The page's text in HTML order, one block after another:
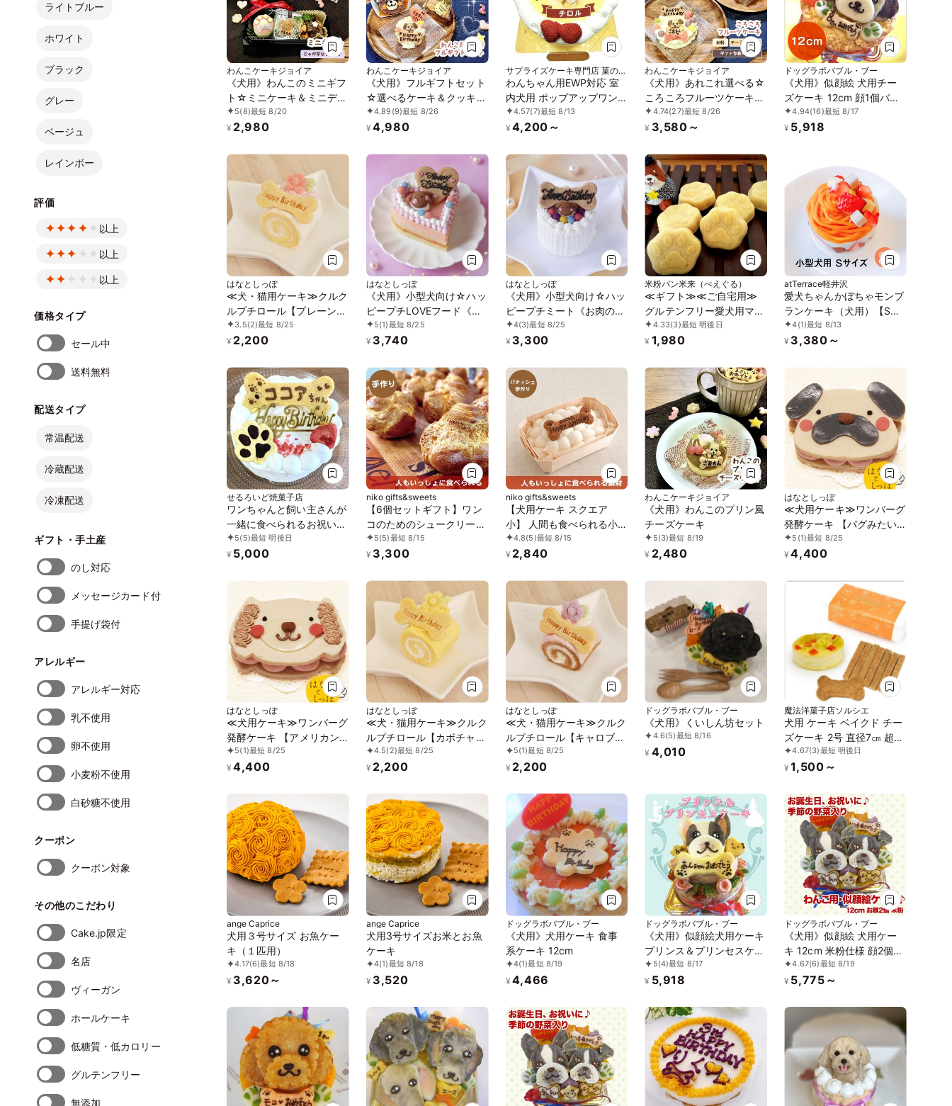
ライトブルー
ホワイト
ブラック
グレー
ベージュ
レインボー
評価
以上
以上
以上
価格タイプ
セール中
送料無料
配送タイプ
常温配送
冷蔵配送
冷凍配送
ギフト・手土産
のし対応
メッセージカード付
手提げ袋付
アレルギー
アレルギー対応
乳不使用
卵不使用
小麦粉不使用
白砂糖不使用
クーポン
クーポン対象
その他のこだわり
Cake.jp限定
名店
ヴィーガン
ホールケーキ
低糖質・低カロリー
グルテンフリー
無添加
わんこケーキジョイア
《犬用》わんこのミニギフ
ト☆ミニケーキ＆ミニディ
ッシュ
5(8)最短 8/20
¥ 2,980
わんこケーキジョイア
《犬用》フルギフトセット
☆選べるケーキ＆クッキー
＆ごちそう
4.89 (9)最短 8/26
¥ 4,980
サプライズケーキ専門店 菓の香
（かのか）
わんちゃん用EWP対応 室
内犬用 ポップアップワン
コ写真ケーキ 3号 9cm
4.57(7)最短 8/13
¥ 4,200～
わんこケーキジョイア
《犬用》あれこれ選べる☆
ころころフルーツケーキ＜
８cm＞
4.74(27)最短 8/26
¥ 3,580～
ドッグラボバブル・ブー
《犬用》似顔絵 犬用チー
ズケーキ 12cm 顔1個バー
ジョン
4.94(16)最短 8/17
¥ 5,918
はなとしっぽ
≪犬・猫用ケーキ≫クルク
ルプチロール【プレーン】
誕生日 お祝い 無添加 乳糖
フリー 安心安全
3.5(2)最短 8/25
¥ 2,200
はなとしっぽ
《犬用》小型犬向け☆ハッ
ピープチLOVEフード《お
魚のプチケーキ》 誕生日
お祝い 無添加 乳糖フリー
5(1)最短 8/25
¥ 3,740
はなとしっぽ
《犬用》小型犬向け☆ハッ
ピープチミート《お肉のプ
チケーキ》 誕生日 お祝い
無添加 人気 一番 乳糖フリ
全
4(3)最短 8/25
¥ 3,300
米粉パン米来（べえぐる）
≪ギフト≫≪ご自宅用≫
グルテンフリー愛犬用マド
レーヌ 6個入り
4.33(3)最短 明後日
¥ 1,980
atTerrace軽井沢
愛犬ちゃんかぼちゃモンブ
ランケーキ（犬用）【Sサ
イズ】
4(1)最短 8/13
¥ 3,380～
せるろいど焼菓子店
ワンちゃんと飼い主さんが
一緒に食べられるお祝いケ
ーキ ペットケーキ 犬ケー
キ
5(5)最短 明後日
¥ 5,000
niko gifts&sweets
【6個セットギフト】ワン
コのためのシュークリーム
（犬用ケーキ）
5(5)最短 8/15
¥ 3,300
niko gifts&sweets
【犬用ケーキ スクエア
小】 人間も食べられる小
さめのデコレーションケー
キ 12cm×8cm
4.8(5)最短 8/15
¥ 2,840
わんこケーキジョイア
《犬用》わんこのプリン風
チーズケーキ
5(3)最短 8/19
¥ 2,480
はなとしっぽ
≪犬用ケーキ≫ワンバーグ
発酵ケーキ 【パグみたい
なタイプ】 誕生日 お祝い
無添加
5 (1)最短 8/25
¥ 4,400
はなとしっぽ
≪犬用ケーキ≫ワンバーグ
発酵ケーキ 【アメリカン
コッカスパニエルみたいな
タイプ】 誕生日 お祝い 無
5(1)最短 8/25
¥ 4,400
はなとしっぽ
≪犬・猫用ケーキ≫クルク
ルプチロール【カボチャ】
誕生日 お祝い 無添加 乳糖
フリー 安心安全
4.5(2)最短 8/25
¥ 2,200
はなとしっぽ
≪犬・猫用ケーキ≫クルク
ルプチロール【キャロブ】
誕生日 お祝い 無添加 乳糖
フリー 安心安全
5(1)最短 8/25
¥ 2,200
ドッグラボバブル・ブー
《犬用》くいしん坊セット
4.6(5)最短 8/16
¥ 4,010
魔法洋菓子店ソルシエ
犬用 ケーキ ベイクド チー
ズケーキ 2号 直径7㎝ 超小
型犬用 80g ボーンクッキ
ー付 【選べる飾り： バー
4.67(3)最短 明後日
¥ 1,500～
ange Caprice
犬用３号サイズ お魚ケー
キ（１匹用）
4.17(6)最短 8/18
¥ 3,620～
ange Caprice
犬用3号サイズお米とお魚
ケーキ
4(1)最短 8/18
¥ 3,520
ドッグラボバブル・ブー
《犬用》犬用ケーキ 食事
系ケーキ 12cm
4(1)最短 8/19
¥ 4,466
ドッグラボバブル・ブー
《犬用》似顔絵犬用ケーキ
プリンス＆プリンセスケー
キ5(4)最短 8/17
¥ 5,918
ドッグラボバブル・ブー
《犬用》似顔絵 犬用ケー
キ 12cm 米粉仕様 顔2個バ
ージョン
4.67(6)最短 8/19
¥ 5,775～